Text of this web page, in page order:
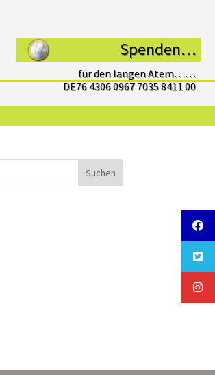
Spenden…
für den langen Atem……
DE76 4306 0967 7035 8411 00
Suchen